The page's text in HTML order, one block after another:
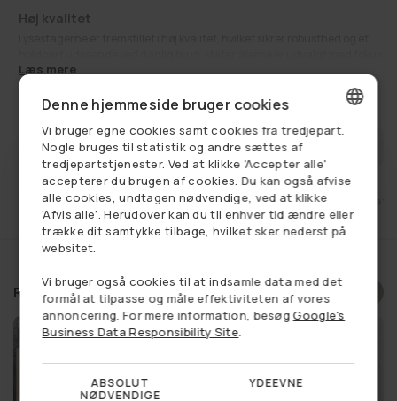
Høj kvalitet
på en stabil og sikker base til dine lys, så funktion og æstetik går hånd i
hånd.
Opgrader din indretning med stil og enkelhed. Giv dine rum et moderne
touch med VIAMAJA Simple – Black lysestager, og tilføj et strejf af
elegance i din indretning.
Udforsk gerne kategorienVIAMAJA design Lysestager.
Se alt:Få på lager,Gode gaveideer, Udsalg ,VIAMAJA design,
VIAMAJA design Lysestager
Læs mere
Normalpris
290,00 kr
Udsalgspris
260,00 kr
FÅ BESKED NÅR VAREN ER PÅ LAGER
Fri fragt ved køb over 749,- 14 dages
Relaterede produkter
DANISH
GERMAN
NORWEGIAN
SWEDISH
Denne hjemmeside bruger cookies
Vi bruger egne cookies samt cookies fra tredjepart.
Nogle bruges til statistik og andre sættes af
tredjepartstjenester. Ved at klikke 'Accepter alle'
accepterer du brugen af cookies. Du kan også afvise
alle cookies, undtagen nødvendige, ved at klikke
'Afvis alle'. Herudover kan du til enhver tid ændre eller
trække dit samtykke tilbage, hvilket sker nederst på
websitet.
Vi bruger også cookies til at indsamle data med det
formål at tilpasse og måle effektiviteten af vores
annoncering. For mere information, besøg Google's
Business Data Responsibility Site.
ABSOLUT
NØDVENDIGE
YDEEVNE